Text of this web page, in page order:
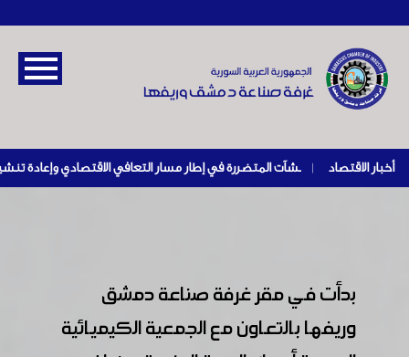
أخبار الاقتصاد |
بدأت في مقر غرفة صناعة دمشق
وريفها بالتعاون مع الجمعية الكيميائية